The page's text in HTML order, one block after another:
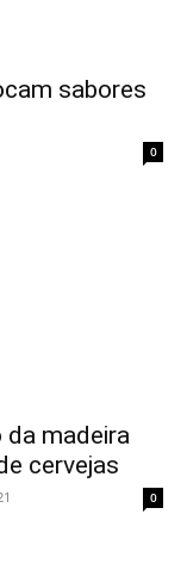
sabores
0
da madeira
cervejas
0